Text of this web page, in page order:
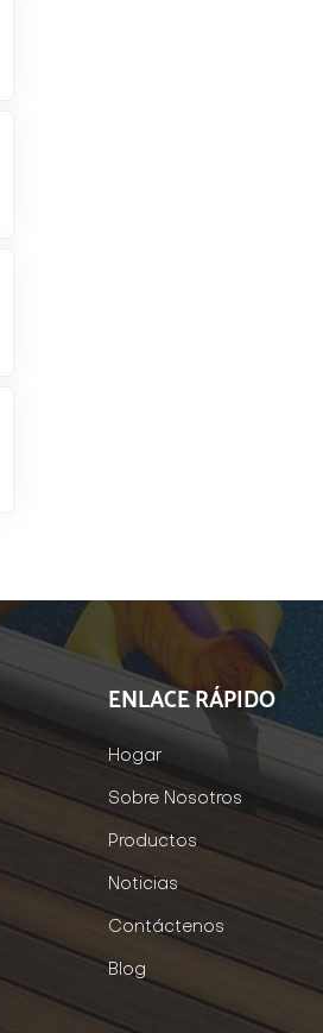
ENLACE RÁPIDO
Hogar
Sobre Nosotros
Productos
Noticias
Contáctenos
Blog